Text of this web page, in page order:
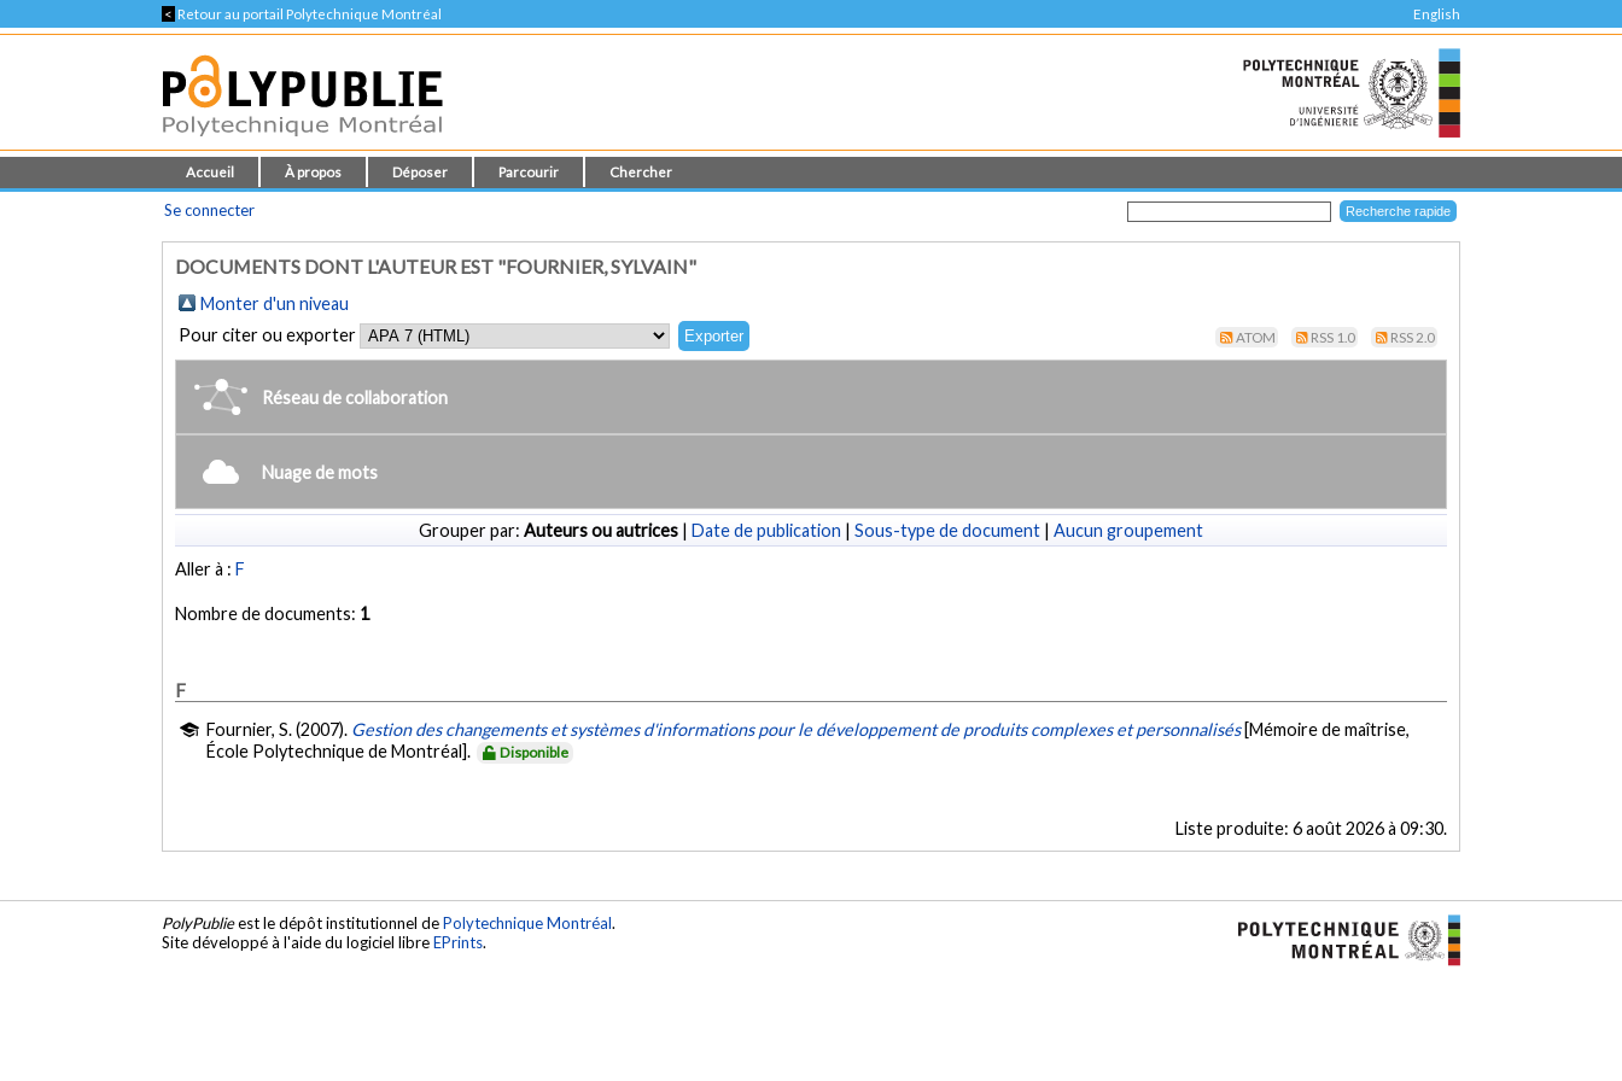
< Retour au portail Polytechnique Montréal English
Accueil À propos Déposer Parcourir Chercher
Se connecter
DOCUMENTS DONT L'AUTEUR EST "FOURNIER, SYLVAIN"
Monter d'un niveau
Pour citer ou exporter
ATOM RSS 1.0 RSS 2.0
Réseau de collaboration
Nuage de mots
Grouper par: Auteurs ou autrices | Date de publication | Sous-type de document | Aucun groupement
Aller à :F
Nombre de documents: 1
F
Fournier, S. (2007). Gestion des changements et systèmes d'informations pour le développement de produits complexes et personnalisés [Mémoire de maîtrise,
École Polytechnique de Montréal].
Disponible
Liste produite: 6 août 2026 à 09:30.
PolyPublieest le dépôt institutionnel dePolytechnique Montréal.
Site développé à l'aide du logiciel libreEPrints.